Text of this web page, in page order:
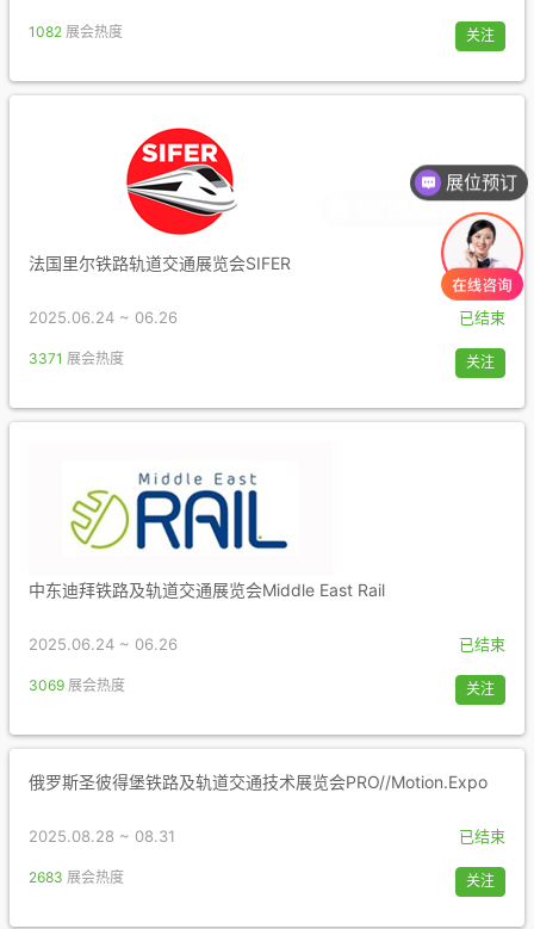
1082 展会热度 关注
法国里尔铁路轨道交通展览会SIFER
2025.06.24 ~ 06.26 已结束
3371 展会热度 关注
中东迪拜铁路及轨道交通展览会Middle East Rail
2025.06.24 ~ 06.26 已结束
3069 展会热度 关注
俄罗斯圣彼得堡铁路及轨道交通技术展览会PRO//Motion.Expo
2025.08.28 ~ 08.31 已结束
2683 展会热度 关注
你们是怎么收费的呢